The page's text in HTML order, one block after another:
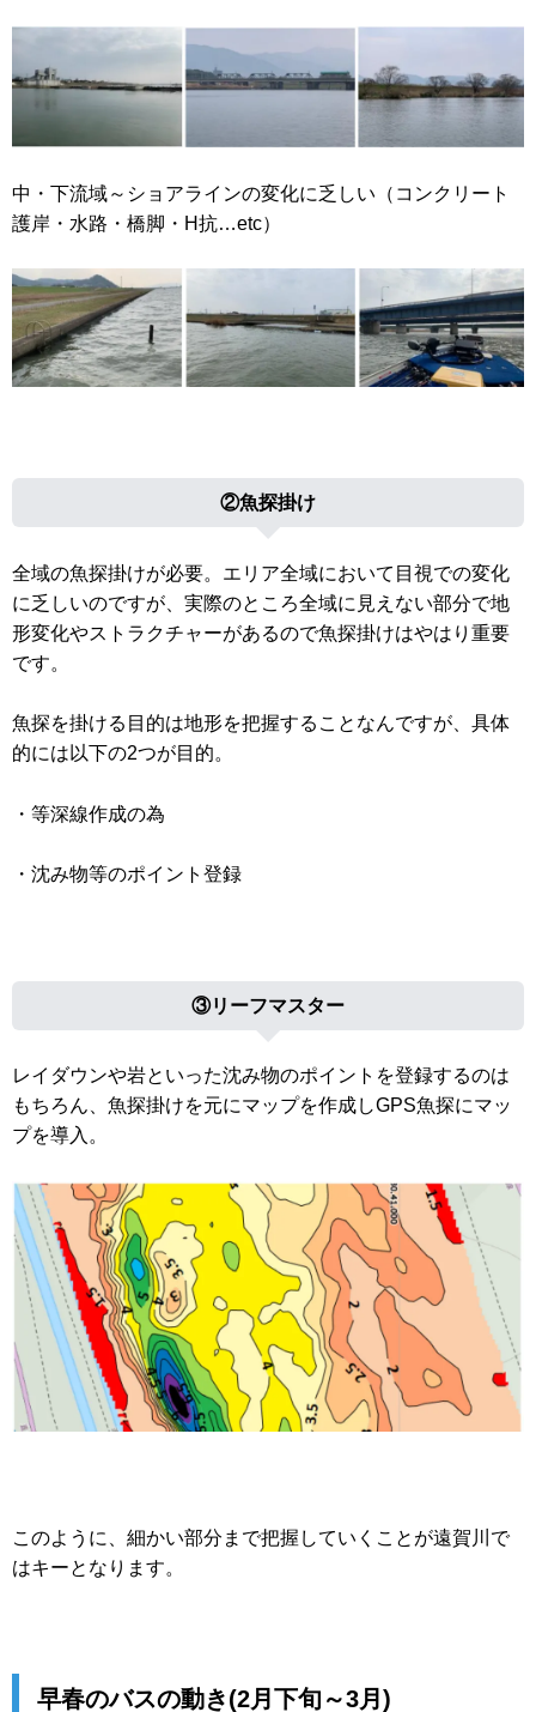
中・下流域～ショアラインの変化に乏しい（コンクリート
護岸・水路・橋脚・H抗…etc）
②魚探掛け
全域の魚探掛けが必要。エリア全域において目視での変化
に乏しいのですが、実際のところ全域に見えない部分で地
形変化やストラクチャーがあるので魚探掛けはやはり重要
です。
魚探を掛ける目的は地形を把握することなんですが、具体
的には以下の2つが目的。
・等深線作成の為
・沈み物等のポイント登録
③リーフマスター
レイダウンや岩といった沈み物のポイントを登録するのは
もちろん、魚探掛けを元にマップを作成しGPS魚探にマッ
プを導入。
このように、細かい部分まで把握していくことが遠賀川で
はキーとなります。
早春のバスの動き(2月下旬～3月)